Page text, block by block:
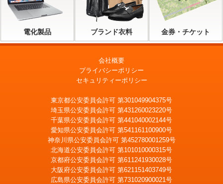
電化製品 ブランド衣料 金券・チケット
会社概要
プライバシーポリシー
セキュリティーポリシー
東京都公安委員会許可 第301049904375号
埼玉県公安委員会許可 第431260023220号
千葉県公安委員会許可 第441040002144号
愛知県公安委員会許可 第541161100900号
神奈川県公安委員会許可 第452780001259号
北海道公安委員会許可 第101010000315号
京都府公安委員会許可 第611241930028号
大阪府公安委員会許可 第621151403749号
広島県公安委員会許可 第731020900021号